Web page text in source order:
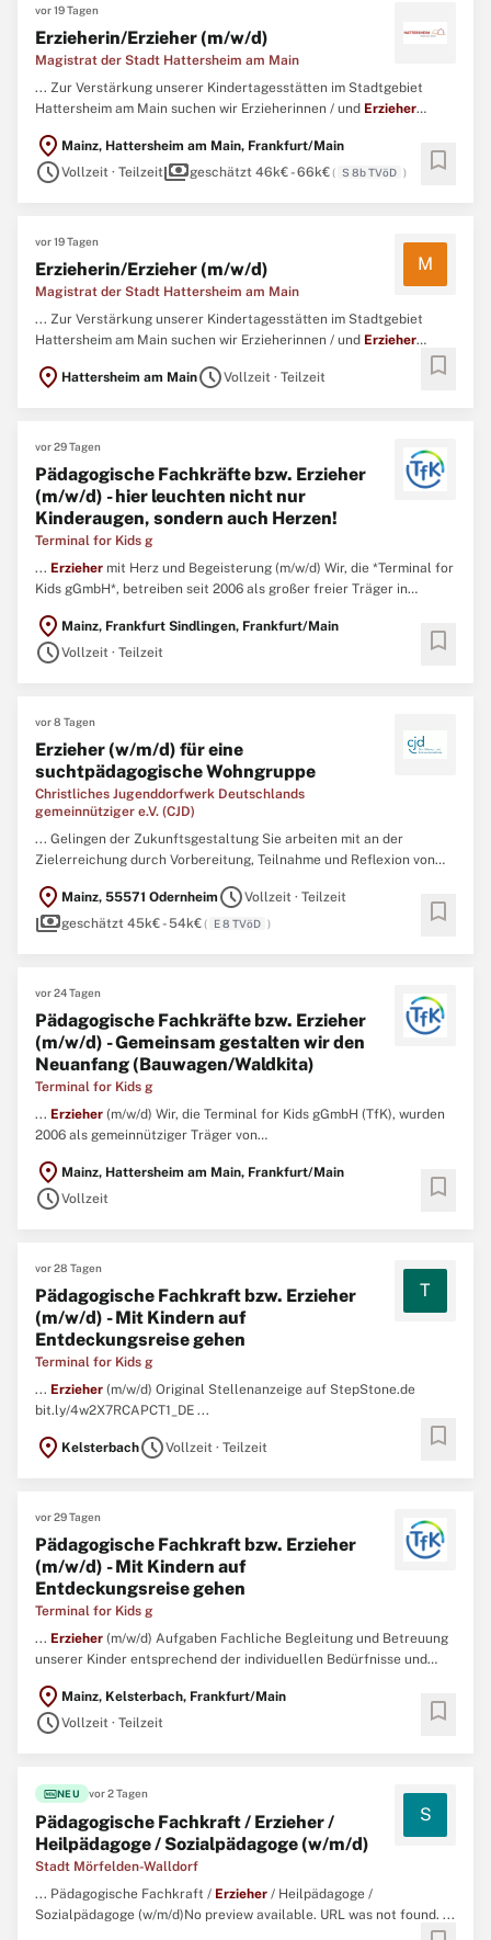
vor 19 Tagen
Erzieherin/Erzieher (m/w/d)
Magistrat der Stadt Hattersheim am Main
... Zur Verstärkung unserer Kindertagesstätten im Stadtgebiet
Hattersheim am Main suchen wir Erzieherinnen / und Erzieher
nach Absprache möglich) In unseren Kindertagesstätten im
Stadtgebiet betreuen wir Kinder in der U3 und Ü3 Betreuung ...
location_on Mainz, Hattersheim am Main, Frankfurt/Main
scheduleVollzeit · Teilzeitpaymentsgeschätzt 46k€ - 66k€( S 8b TVöD ) bookmark
vor 19 Tagen
Erzieherin/Erzieher (m/w/d)
Magistrat der Stadt Hattersheim am Main
M
... Zur Verstärkung unserer Kindertagesstätten im Stadtgebiet
Hattersheim am Main suchen wir Erzieherinnen / und Erzieher
(m/w/d) unbefristet in Vollzeit mit 39 Wochenstunden (Teilzeit ist
nach Absprache möglich) In unseren Kindertagesstätten im
location_on Hattersheim am MainscheduleVollzeit · Teilzeit bookmark
vor 29 Tagen
Pädagogische Fachkräfte bzw. Erzieher
(m/w/d) - hier leuchten nicht nur
Kinderaugen, sondern auch Herzen!
Terminal for Kids g
... Erzieher mit Herz und Begeisterung (m/w/d) Wir, die *Terminal for
Kids gGmbH*, betreiben seit 2006 als großer freier Träger in
Betreuungseinrichtungen für Kinder ab dem Krippenalter bis zum
Schuleintritt. ...
location_on Mainz, Frankfurt Sindlingen, Frankfurt/Main
scheduleVollzeit · Teilzeit bookmark
vor 8 Tagen
Erzieher (w/m/d) für eine
suchtpädagogische Wohngruppe
Christliches Jugenddorfwerk Deutschlands
gemeinnütziger e.V. (CJD)
... Gelingen der Zukunftsgestaltung Sie arbeiten mit an der
Zielerreichung durch Vorbereitung, Teilnahme und Reflexion von
pädagogische Ideen und aktives Einbringen in Fallberatung Profil
Abgeschlossene Ausbildung zum staatlich anerkannten
Erzieher...
location_on Mainz, 55571 Odernheim scheduleVollzeit · Teilzeit
paymentsgeschätzt 45k€ - 54k€( E 8 TVöD ) bookmark
vor 24 Tagen
Pädagogische Fachkräfte bzw. Erzieher
(m/w/d) - Gemeinsam gestalten wir den
Neuanfang (Bauwagen/Waldkita)
Terminal for Kids g
... Erzieher (m/w/d) Wir, die Terminal for Kids gGmbH (TfK), wurden
2006 als gemeinnütziger Träger von
Wochen bis zum Schuleintritt gegründet und befinden uns heute zu
je 50 Prozent im Besitz der Fraport AG und Herrn Udo Sicker
location_on Mainz, Hattersheim am Main, Frankfurt/Main
scheduleVollzeit bookmark
vor 28 Tagen
Pädagogische Fachkraft bzw. Erzieher
(m/w/d) - Mit Kindern auf
Entdeckungsreise gehen
Terminal for Kids g
T
... Erzieher (m/w/d) Original Stellenanzeige auf StepStone.de
bit.ly/4w2X7RCAPCT1_DE ...
location_on KelsterbachscheduleVollzeit · Teilzeit bookmark
vor 29 Tagen
Pädagogische Fachkraft bzw. Erzieher
(m/w/d) - Mit Kindern auf
Entdeckungsreise gehen
Terminal for Kids g
... Erzieher (m/w/d) Aufgaben Fachliche Begleitung und Betreuung
unserer Kinder entsprechend der individuellen Bedürfnisse und
Selbstständigkeit der Kinder und deren Talente Planung und
Durchführung altersgerechter Aktivitäten und wertvoller ...
location_on Mainz, Kelsterbach, Frankfurt/Main
scheduleVollzeit · Teilzeit bookmark
fiber_newNEU vor 2 Tagen
Pädagogische Fachkraft / Erzieher /
Heilpädagoge / Sozialpädagoge (w/m/d)
Stadt Mörfelden-Walldorf
S
... Pädagogische Fachkraft / Erzieher / Heilpädagoge /
Sozialpädagoge (w/m/d)No preview available. URL was not found. ...